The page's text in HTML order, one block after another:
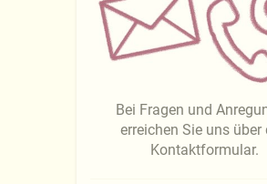
Bei Fragen und
erreichen Sie uns über
Kontaktformular.